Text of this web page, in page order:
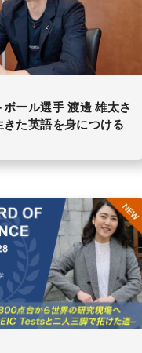
ール選手 渡邊 雄太さ
きた英語を身につける